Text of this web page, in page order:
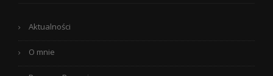
Aktualności
O mnie